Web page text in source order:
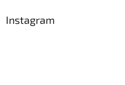
Instagram